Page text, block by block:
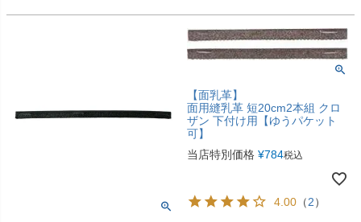
【面乳革】
面用縫乳革 短20cm2本組 クロ
ザン 下付け用【ゆうパケット
可】
当店特別価格 ¥784税込
4.00 （2）